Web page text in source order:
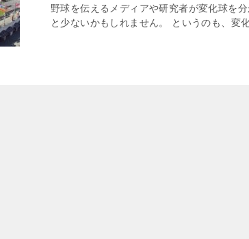
野球を伝えるメディアや研究者が変化球を
と少ないかもしれません。 というのも、変